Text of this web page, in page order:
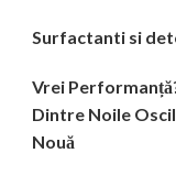
Surfactanti si
Vrei
Dintre Noile
Nouă